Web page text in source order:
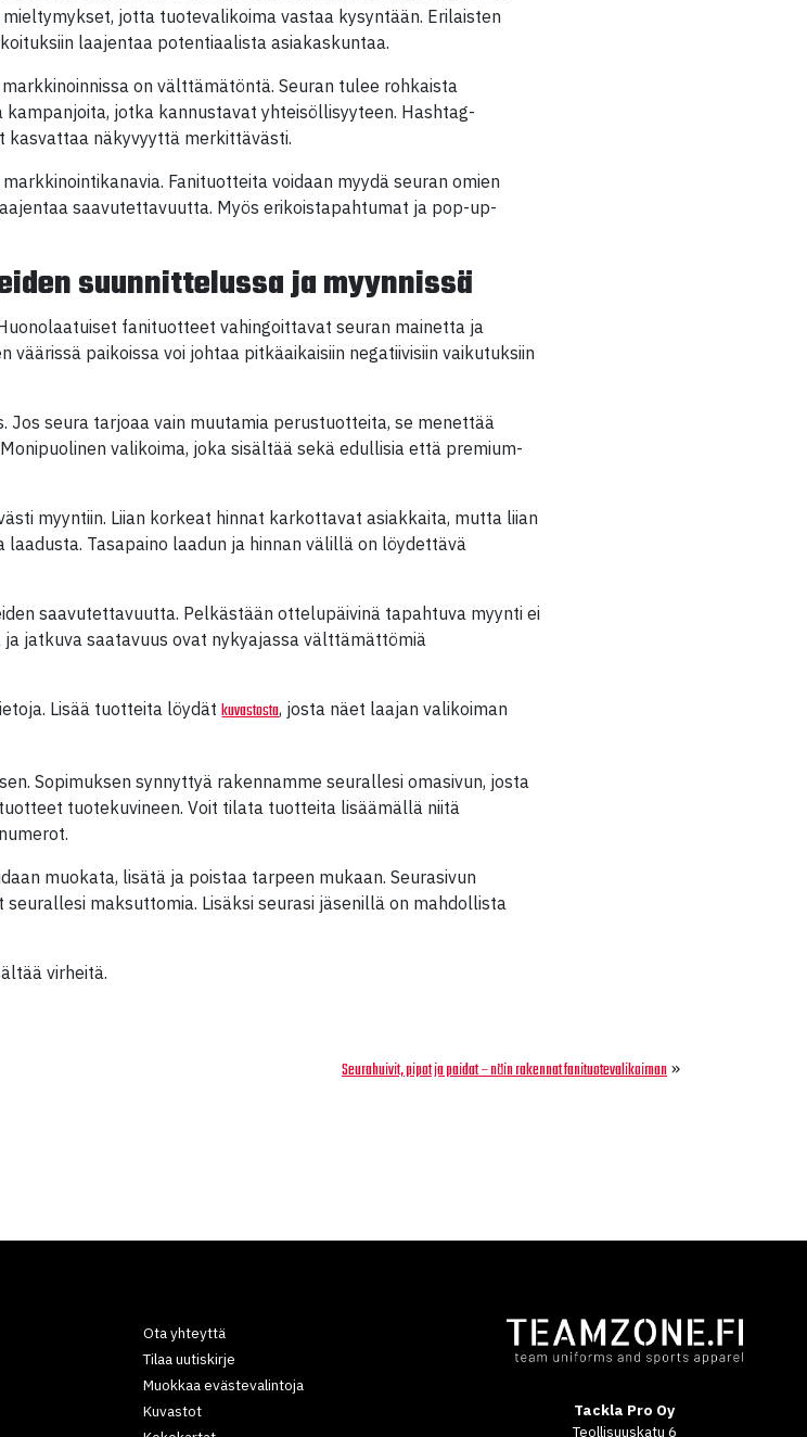
jotta tuotevalikoima vastaa kysyntään. Erilaisten
laajentaa potentiaalista asiakaskuntaa.
on välttämätöntä. Seuran tulee rohkaista
jotka kannustavat yhteisöllisyyteen. Hashtag-
näkyvyyttä merkittävästi.
Fanituotteita voidaan myydä seuran omien
saavutettavuutta. Myös erikoistapahtumat ja pop-up-
suunnittelussa ja myynnissä
fanituotteet vahingoittavat seuran mainetta ja
paikoissa voi johtaa pitkäaikaisiin negatiivisiin vaikutuksiin
Jos seura tarjoaa vain muutamia perustuotteita, se menettää
valikoima, joka sisältää sekä edullisia että premium-
myyntiin. Liian korkeat hinnat karkottavat asiakkaita, mutta liian
Tasapaino laadun ja hinnan välillä on löydettävä
saavutettavuutta. Pelkästään ottelupäivinä tapahtuva myynti ei
jatkuva saatavuus ovat nykyajassa välttämättömiä
Lisää tuotteita löydätkuvastosta, josta näet laajan valikoiman
Sopimuksen synnyttyä rakennamme seurallesi omasivun, josta
tuotekuvineen. Voit tilata tuotteita lisäämällä niitä
muokata, lisätä ja poistaa tarpeen mukaan. Seurasivun
maksuttomia. Lisäksi seurasi jäsenillä on mahdollista
virheitä.
Seurahuivit, pipot ja paidat – näin rakennat fanituotevalikoiman »
Ota yhteyttä
Tilaa uutiskirje
Muokkaa evästevalintoja
Kuvastot
Tackla Pro Oy
Teollisuuskatu 6